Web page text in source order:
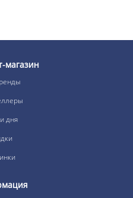
магазин
дня